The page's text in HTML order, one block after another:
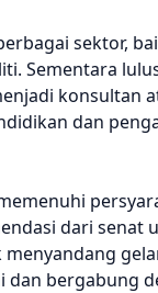
sektor,
Sementara
konsultan
dan
dari
bergabung